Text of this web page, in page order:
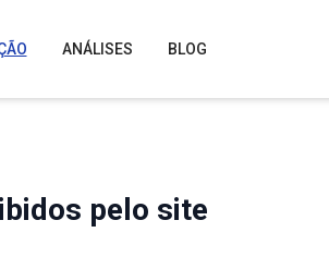
ANÁLISES BLOG
pelo site